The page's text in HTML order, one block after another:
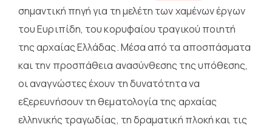
σημαντική πηγή για τη μελέτη των χαμένων έργων
του Ευριπίδη, του κορυφαίου τραγικού ποιητή
της αρχαίας Ελλάδας. Μέσα από τα αποσπάσματα
και την προσπάθεια ανασύνθεσης της υπόθεσης,
οι αναγνώστες έχουν τη δυνατότητα να
εξερευνήσουν τη θεματολογία της αρχαίας
ελληνικής τραγωδίας, τη δραματική πλοκή και τις